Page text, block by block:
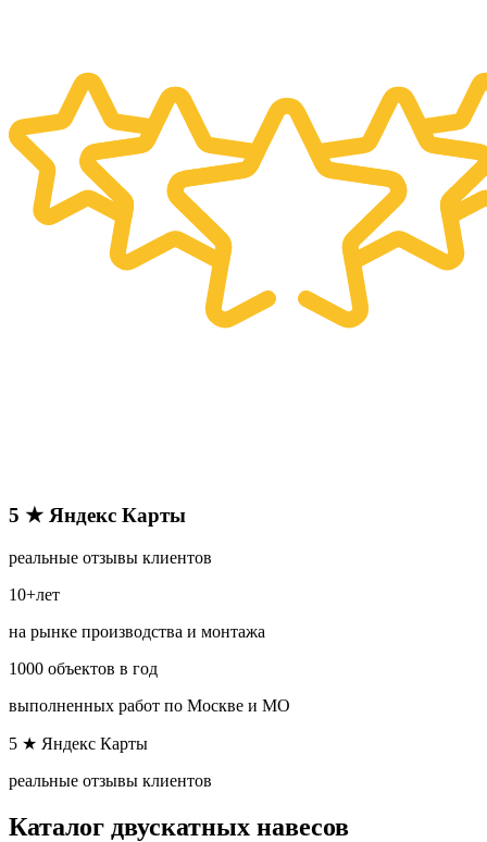
5 ★ Яндекс Карты​
реальные отзывы клиентов
10+лет
на рынке производства и монтажа
1000 объектов в год
выполненных работ по Москве и МО​
5 ★ Яндекс Карты​
реальные отзывы клиентов
Каталог двускатных навесов